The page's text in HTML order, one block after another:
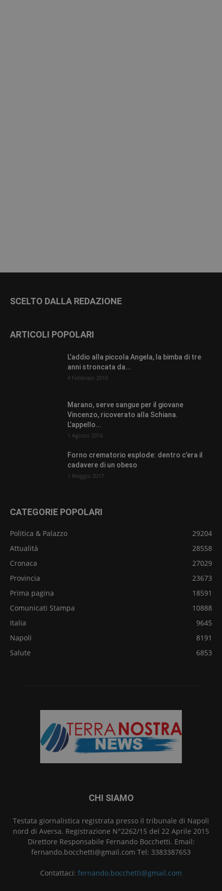
SCELTO DALLA REDAZIONE
ARTICOLI POPOLARI
L’addio alla piccola Angela, la bimba di tre
anni stroncata da...
4 Febbraio 2016
Marano, serve sangue per il giovane
Vincenzo, ricoverato alla Schiana.
L’appello...
1 Agosto 2016
Forno crematorio esplode: dentro c’era il
cadavere di un obeso
1 Maggio 2017
CATEGORIE POPOLARI
Politica & Palazzo
29204
Attualità
28558
Cronaca
27029
Provincia
23673
Prima pagina
18591
Comunicati Stampa
10888
Italia
9645
Napoli
8191
Salute
6853
CHI SIAMO
Testata giornalistica registrata presso il tribunale di Napoli
nord di Aversa. Registrazione N°2262/15 del 22 Aprile 2015
Direttore Responsabile Fernando Bocchetti. Email:
fernando.bocchetti@gmail.com Tel: 3383387653
Contattaci: fernando.bocchetti@gmail.com